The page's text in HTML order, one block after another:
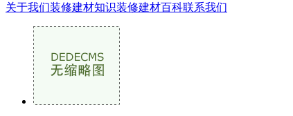
关于我们装修建材知识装修建材百科联系我们